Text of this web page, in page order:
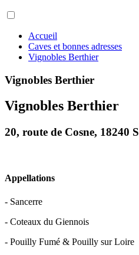
Accueil
Caves et bonnes adresses
Vignobles Berthier
Vignobles Berthier
Vignobles Berthier
20, route de Cosne, 18240
Appellations
- Sancerre
- Coteaux du Giennois
- Pouilly Fumé & Pouilly sur Loire